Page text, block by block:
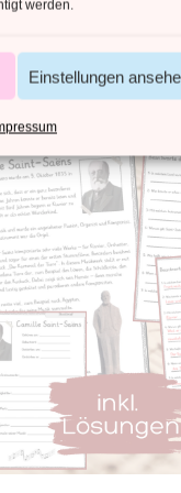
werden.
Einstellungen